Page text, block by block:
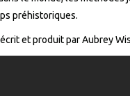
préhistoriques.
et produit par Aubrey